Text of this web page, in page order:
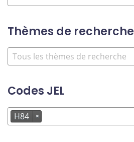
Thèmes de recherche
Codes JEL
H84 ×